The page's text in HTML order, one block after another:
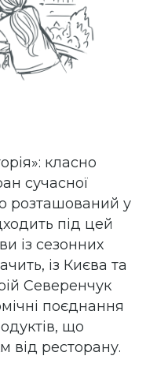
класно
сучасної
розташований у
під цей
із сезонних
із Києва та
Северенчук
поєднання
що
від ресторану.